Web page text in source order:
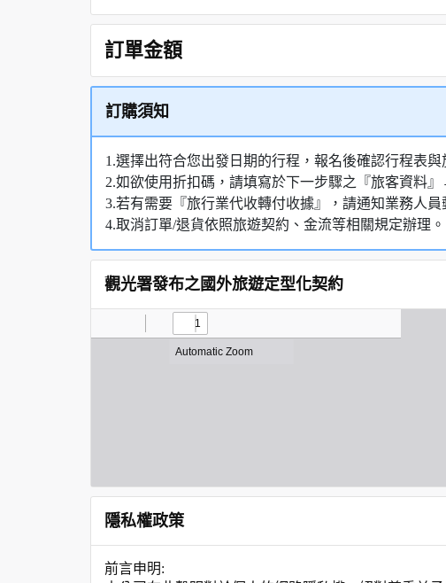
訂單金額
訂購須知
1.選擇出符合您出發日期的行程，報名後確認行程表
2.如欲使用折扣碼，請填寫於下一步驟之『旅客資料
3.若有需要『旅行業代收轉付收據』，請通知業務人員
4.取消訂單/退貨依照旅遊契約、金流等相關規定辦理。
觀光署發布之國外旅遊定型化契約
隱私權政策
前言申明: